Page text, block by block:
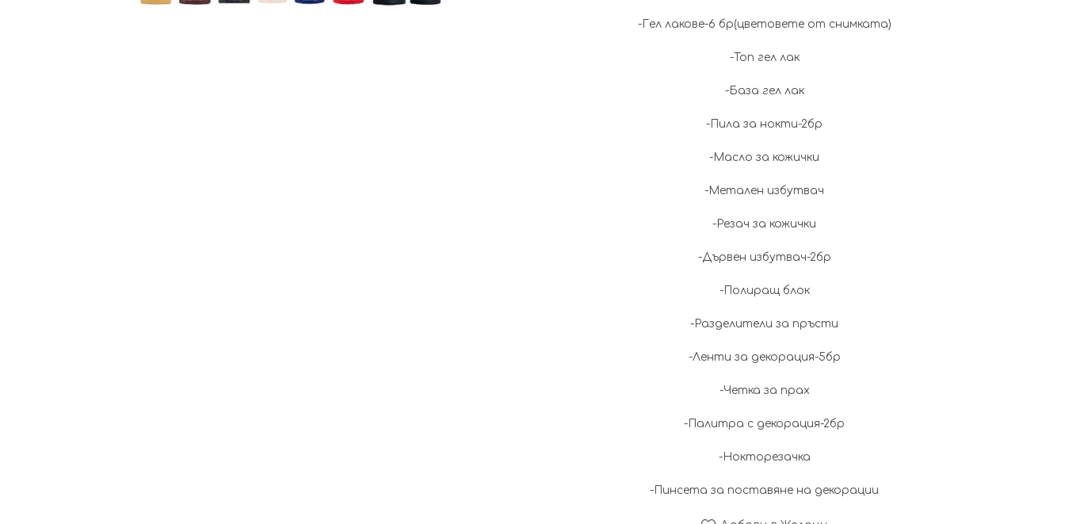
-Гел лакове-6 бр(цветовете от снимката)
-Топ гел лак
-База гел лак
-Пила за нокти-2бр
-Масло за кожички
-Метален избутвач
-Резач за кожички
-Дървен избутвач-2бр
-Полиращ блок
-Разделители за пръсти
-Ленти за декорация-5бр
-Четка за прах
-Палитра с декорация-2бр
-Нокторезачка
-Пинсета за поставяне на декорации